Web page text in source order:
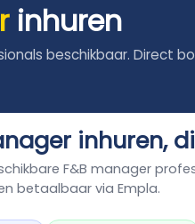
inhuren
beschikbaar. Direct
inhuren,
F&B manager
betaalbaar via Empla.